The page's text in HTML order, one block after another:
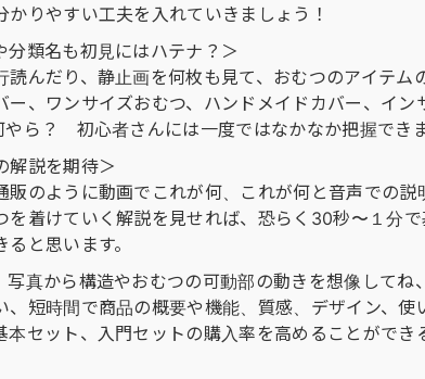
かりやすい工夫を入れていきましょう！
分類名も初見にはハテナ？＞
読んだり、静止画を何枚も見て、おむつのアイテ
ー、ワンサイズおむつ、ハンドメイドカバー、イ
ら？ 初心者さんには一度ではなかなか把握できま
解説を期待＞
販のように動画でこれが何、これが何と音声での
を着けていく解説を見せれば、恐らく30秒〜１分
と思います。
写真から構造やおむつの可動部の動きを想像して
、短時間で商品の概要や機能、質感、デザイン、
本セット、入門セットの購入率を高めることができ